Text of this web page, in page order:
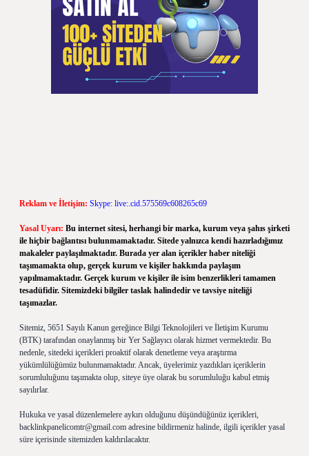
Reklam ve İletişim: Skype: live:.cid.575569c608265c69
Yasal Uyarı: Bu internet sitesi, herhangi bir marka, kurum veya şahıs şirketi
ile hiçbir bağlantısı bulunmamaktadır. Sitede yalnızca kendi hazırladığımız
makaleler paylaşılmaktadır. Burada yer alan içerikler haber niteliği
taşımamakta olup, gerçek kurum ve kişiler hakkında paylaşım
yapılmamaktadır. Gerçek kurum ve kişiler ile isim benzerlikleri tamamen
tesadüfidir. Sitemizdeki bilgiler taslak halindedir ve tavsiye niteliği
taşımazlar.
Sitemiz, 5651 Sayılı Kanun gereğince Bilgi Teknolojileri ve İletişim Kurumu
(BTK) tarafından onaylanmış bir Yer Sağlayıcı olarak hizmet vermektedir. Bu
nedenle, sitedeki içerikleri proaktif olarak denetleme veya araştırma
yükümlülüğümüz bulunmamaktadır. Ancak, üyelerimiz yazdıkları içeriklerin
sorumluluğunu taşımakta olup, siteye üye olarak bu sorumluluğu kabul etmiş
sayılırlar.
Hukuka ve yasal düzenlemelere aykırı olduğunu düşündüğünüz içerikleri,
backlinkpanelicomtr@gmail.com adresine bildirmeniz halinde, ilgili içerikler yasal
süre içerisinde sitemizden kaldırılacaktır.